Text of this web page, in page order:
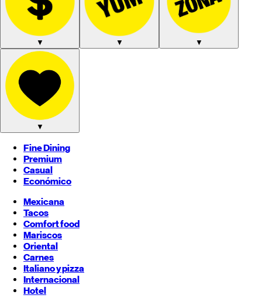
▼ ▼ ▼
▼
Fine Dining
Premium
Casual
Económico
Mexicana
Tacos
Comfort food
Mariscos
Oriental
Carnes
Italiano y pizza
Internacional
Hotel